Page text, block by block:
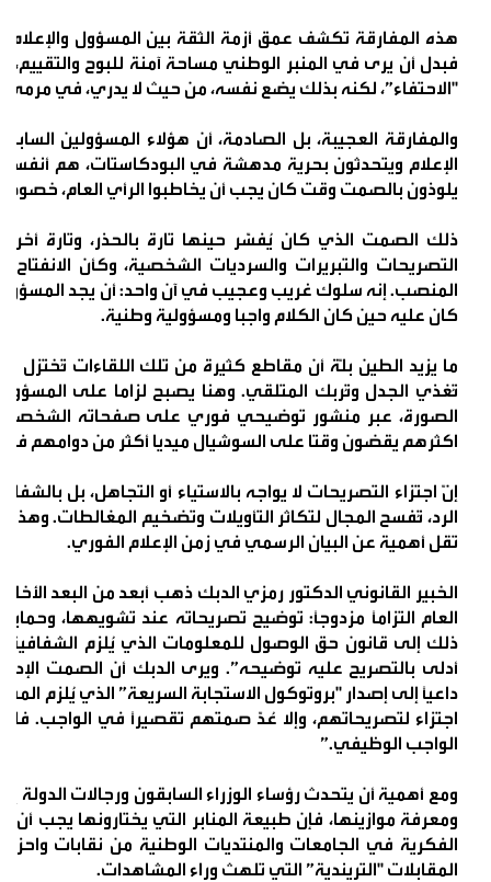
هذه المفارقة تكشف عمق أزمة الثقة بين المسؤول والإعلام
فبدل أن يرى في المنبر الوطني مساحة آمنة للبوح
"الاحتفاء”، لكنه بذلك يضع نفسه، من حيث لا يدري، في مرمى
والمفارقة العجيبة، بل الصادمة، أن هؤلاء المسؤولين
الإعلام ويتحدثون بحرية مدهشة في البودكاستات، هم
يلوذون بالصمت وقت كان يجب أن يخاطبوا الرأي العام،
ذلك الصمت الذي كان يُفسَّر حينها تارة بالحذر، وتارة
التصريحات والتبريرات والسرديات الشخصية، وكأن
المنصب. إنه سلوك غريب وعجيب في آن واحد: أن يجد المسؤول
كان عليه حين كان الكلام واجبا ومسؤولية وطنية.
ما يزيد الطين بلّة أن مقاطع كثيرة من تلك اللقاءات تُختزل
تُغذي الجدل وتُربك المتلقي. وهنا يصبح لزاما على
الصورة، عبر منشور توضيحي فوري على صفحاته الشخصية.
اكثرهم يقضون وقتا على السوشيال ميديا أكثر من دوامهم
إنّ اجتزاء التصريحات لا يواجه بالاستياء أو التجاهل، بل
الرد، تُفسح المجال لتكاثر التأويلات وتضخيم المغالطات.
تقل أهمية عن البيان الرسمي في زمن الإعلام الفوري.
الخبير القانوني الدكتور رمزي الدبك ذهب أبعد من البعد
العام التزامًا مزدوجًا: توضيح تصريحاته عند تشويهها،
ذلك إلى قانون حق الوصول للمعلومات الذي يُلزم
أدلى بالتصريح عليه توضيحه”. ويرى الدبك أن الصمت
اجتزاء لتصريحاتهم، وإلا عُدّ صمتهم تقصيرًا في الواجب.
الواجب الوظيفي.”
ومع أهمية أن يتحدث رؤساء الوزراء السابقون ورجالات الدولة
ومعرفة موازينها، فإن طبيعة المنابر التي يختارونها يجب
الفكرية في الجامعات والمنتديات الوطنية من نقابات
المقابلات "التريندية” التي تلهث وراء المشاهدات.